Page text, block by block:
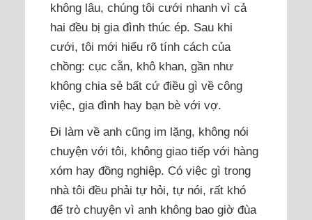
không lâu, chúng tôi cưới nhanh vì cả
hai đều bị gia đình thúc ép. Sau khi
cưới, tôi mới hiểu rõ tính cách của
chồng: cục cằn, khô khan, gần như
không chia sẻ bất cứ điều gì về công
việc, gia đình hay bạn bè với vợ.
Đi làm về anh cũng im lặng, không nói
chuyện với tôi, không giao tiếp với hàng
xóm hay đồng nghiệp. Có việc gì trong
nhà tôi đều phải tự hỏi, tự nói, rất khó
để trò chuyện vì anh không bao giờ đùa